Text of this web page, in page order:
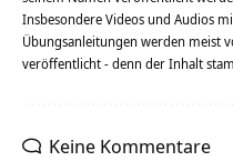
Insbesondere Videos und Audios
Übungsanleitungen werden meist
veröffentlicht - denn der Inhalt
Keine Kommentare